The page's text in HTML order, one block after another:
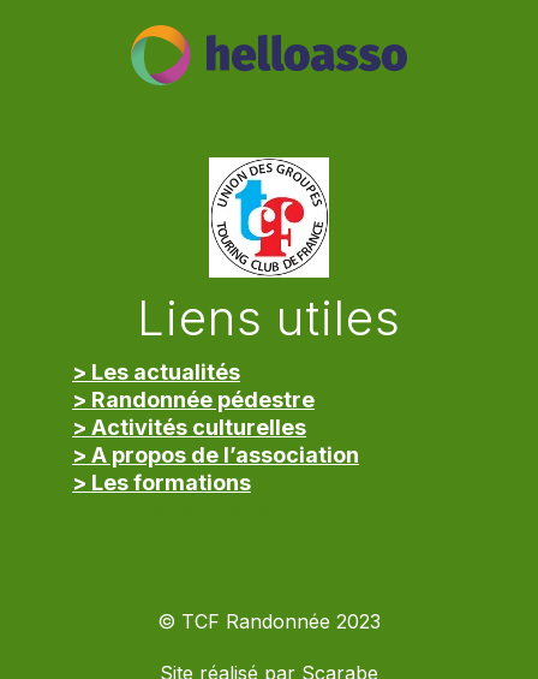
Liens utiles
> Les actualités
> Randonnée pédestre
> Activités culturelles
> A propos de l’association
> Les formations
© TCF Randonnée 2023
Site réalisé par Scarabe